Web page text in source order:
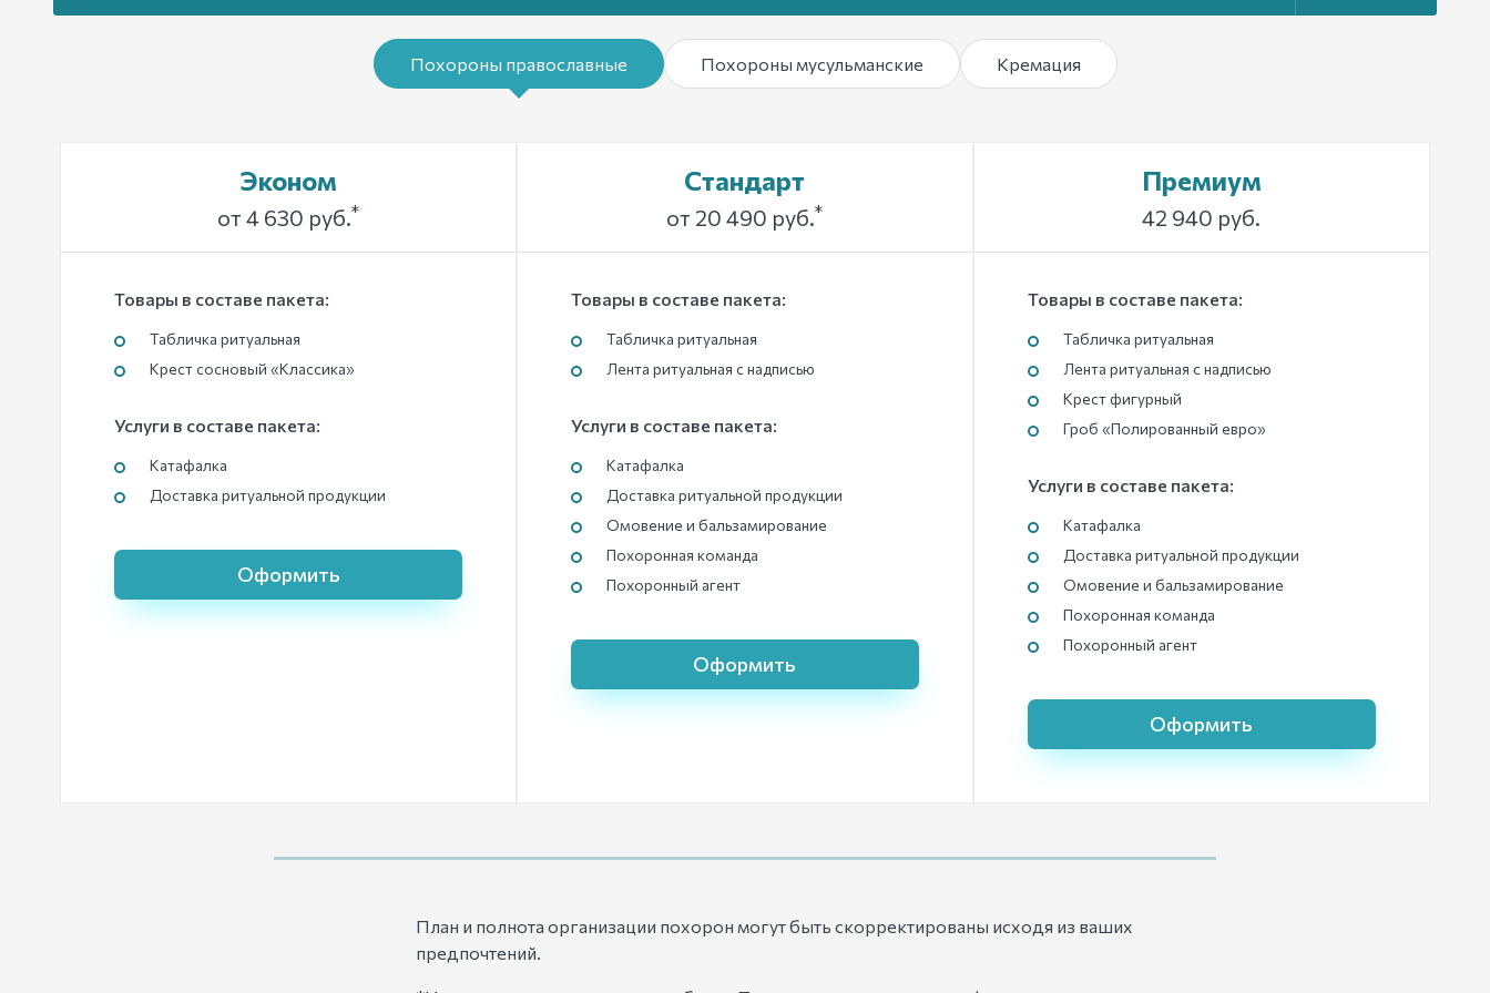
Похороны православные Похороны мусульманские Кремация
Эконом
от 4 630 руб.*
Товары в составе пакета:
Табличка ритуальная
Крест сосновый «Классика»
Услуги в составе пакета:
Катафалка
Доставка ритуальной продукции
Оформить
Стандарт
от 20 490 руб.*
Товары в составе пакета:
Табличка ритуальная
Лента ритуальная с надписью
Услуги в составе пакета:
Катафалка
Доставка ритуальной продукции
Омовение и бальзамирование
Похоронная команда
Похоронный агент
Оформить
Премиум
42 940 руб.
Товары в составе пакета:
Табличка ритуальная
Лента ритуальная с надписью
Крест фигурный
Гроб «Полированный евро»
Услуги в составе пакета:
Катафалка
Доставка ритуальной продукции
Омовение и бальзамирование
Похоронная команда
Похоронный агент
Оформить
План и полнота организации похорон могут быть скорректированы исходя из ваших
предпочтений.